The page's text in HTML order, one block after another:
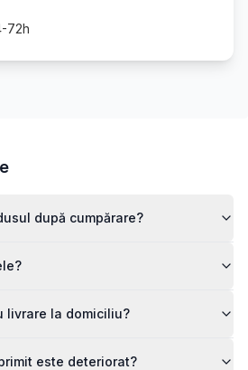
72h
după cumpărare?
livrare la domiciliu?
este deteriorat?